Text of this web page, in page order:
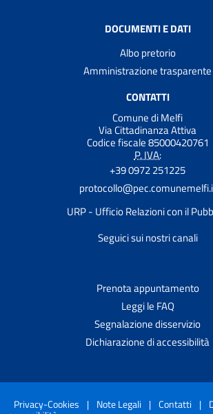
DOCUMENTI E DATI
Albo pretorio
Amministrazione trasparente
CONTATTI
Comune di Melfi
Via Cittadinanza Attiva
Codice fiscale 85000420761
P. IVA:
+39 0972 251225
URP - Ufficio Relazioni con il
Seguici sui nostri canali
Prenota appuntamento
Leggi le FAQ
Segnalazione disservizio
Dichiarazione di accessibilità
Privacy-Cookies | Note Legali | Contatti |